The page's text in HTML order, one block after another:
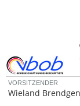
VORSITZENDER
Wieland Brendgen